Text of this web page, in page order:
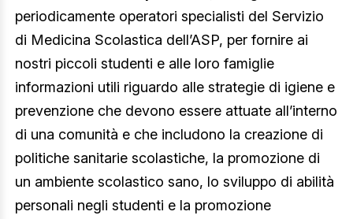
periodicamente operatori specialisti del Servizio
di Medicina Scolastica dell’ASP, per fornire ai
nostri piccoli studenti e alle loro famiglie
informazioni utili riguardo alle strategie di igiene e
prevenzione che devono essere attuate all’interno
di una comunità e che includono la creazione di
politiche sanitarie scolastiche, la promozione di
un ambiente scolastico sano, lo sviluppo di abilità
personali negli studenti e la promozione